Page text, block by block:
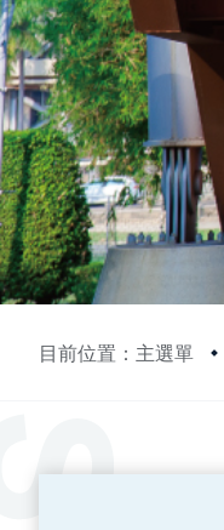
目前位置：主選單
:::